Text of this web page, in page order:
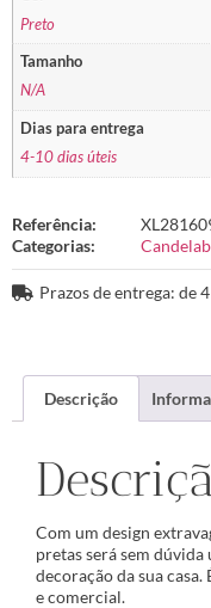
Preto
Tamanho
N/A
Dias para entrega
4-10 dias úteis
Referência:
Categorias:
Prazos de entrega: de
Descrição
Com um design
pretas será sem
decoração da sua
e comercial.